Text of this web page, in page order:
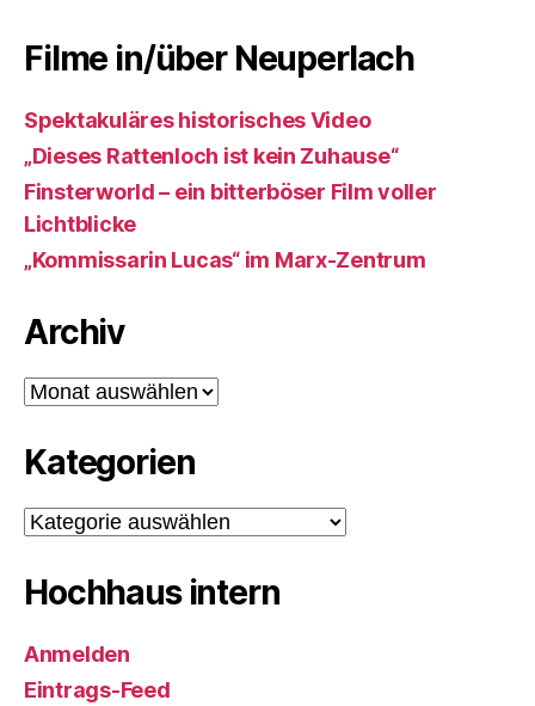
Filme in/über Neuperlach
Spektakuläres historisches Video
„Dieses Rattenloch ist kein Zuhause“
Finsterworld – ein bitterböser Film voller
Lichtblicke
„Kommissarin Lucas“ im Marx-Zentrum
Archiv
Archiv
Kategorien
Kategorien
Hochhaus intern
Anmelden
Eintrags-Feed